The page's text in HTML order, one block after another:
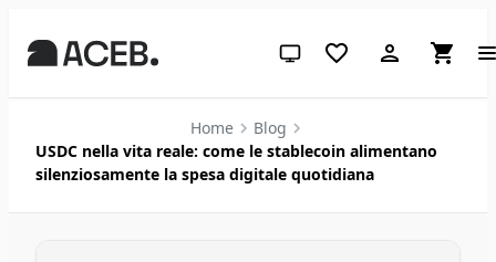
Tema di sistema (clicca per
Home
Blog
USDC nella vita reale: come le stablecoin alimentano
silenziosamente la spesa digitale quotidiana